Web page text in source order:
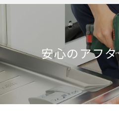
安心のアフ